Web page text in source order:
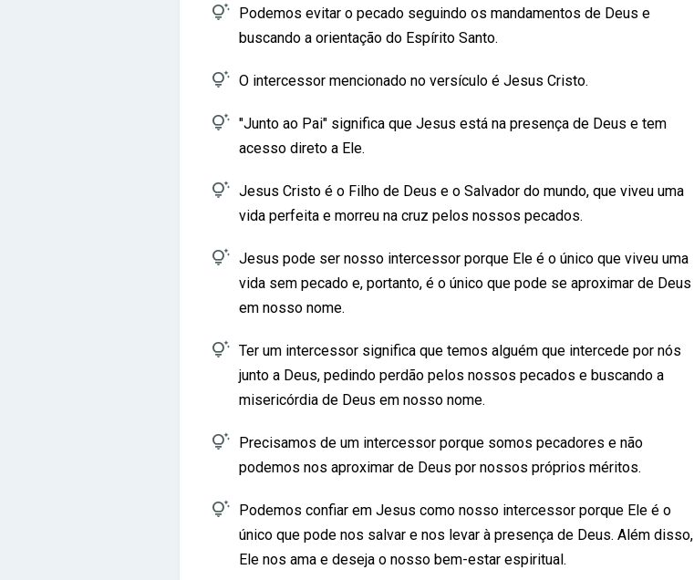
 Podemos evitar o pecado seguindo os mandamentos de Deus e
buscando a orientação do Espírito Santo.
 O intercessor mencionado no versículo é Jesus Cristo.
 "Junto ao Pai" significa que Jesus está na presença de Deus e tem
acesso direto a Ele.
 Jesus Cristo é o Filho de Deus e o Salvador do mundo, que viveu uma
vida perfeita e morreu na cruz pelos nossos pecados.
 Jesus pode ser nosso intercessor porque Ele é o único que viveu uma
vida sem pecado e, portanto, é o único que pode se aproximar de Deus
em nosso nome.
 Ter um intercessor significa que temos alguém que intercede por nós
junto a Deus, pedindo perdão pelos nossos pecados e buscando a
misericórdia de Deus em nosso nome.
 Precisamos de um intercessor porque somos pecadores e não
podemos nos aproximar de Deus por nossos próprios méritos.
 Podemos confiar em Jesus como nosso intercessor porque Ele é o
único que pode nos salvar e nos levar à presença de Deus. Além disso,
Ele nos ama e deseja o nosso bem-estar espiritual.